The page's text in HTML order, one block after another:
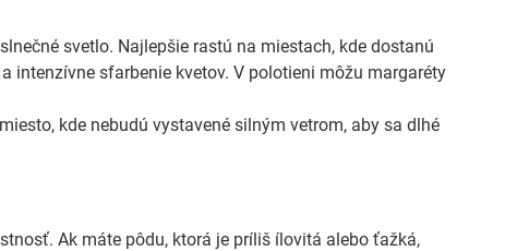
svetlo. Najlepšie rastú na miestach, kde dostanú
intenzívne sfarbenie kvetov. V polotieni môžu margaréty
kde nebudú vystavené silným vetrom, aby sa dlhé
Ak máte pôdu, ktorá je príliš ílovitá alebo ťažká,